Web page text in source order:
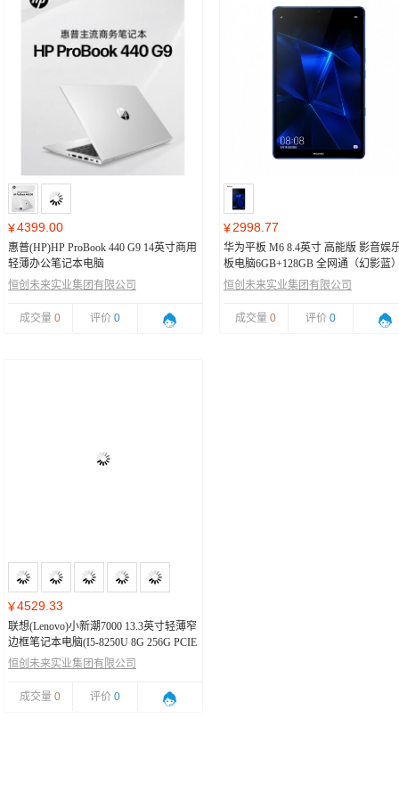
¥4399.00
惠普(HP)HP ProBook 440 G9 14英寸商用
轻薄办公笔记本电脑
恒创未来实业集团有限公司
成交量 0 评价 0
¥2998.77
华为平板 M6 8.4英寸 高能版 影音娱
板电脑6GB+128GB 全网通（幻影蓝
恒创未来实业集团有限公司
成交量 0 评价 0
¥4529.33
联想(Lenovo)小新潮7000 13.3英寸轻薄窄
边框笔记本电脑(I5-8250U 8G 256G PCIE
MX150 2G)
恒创未来实业集团有限公司
成交量 0 评价 0